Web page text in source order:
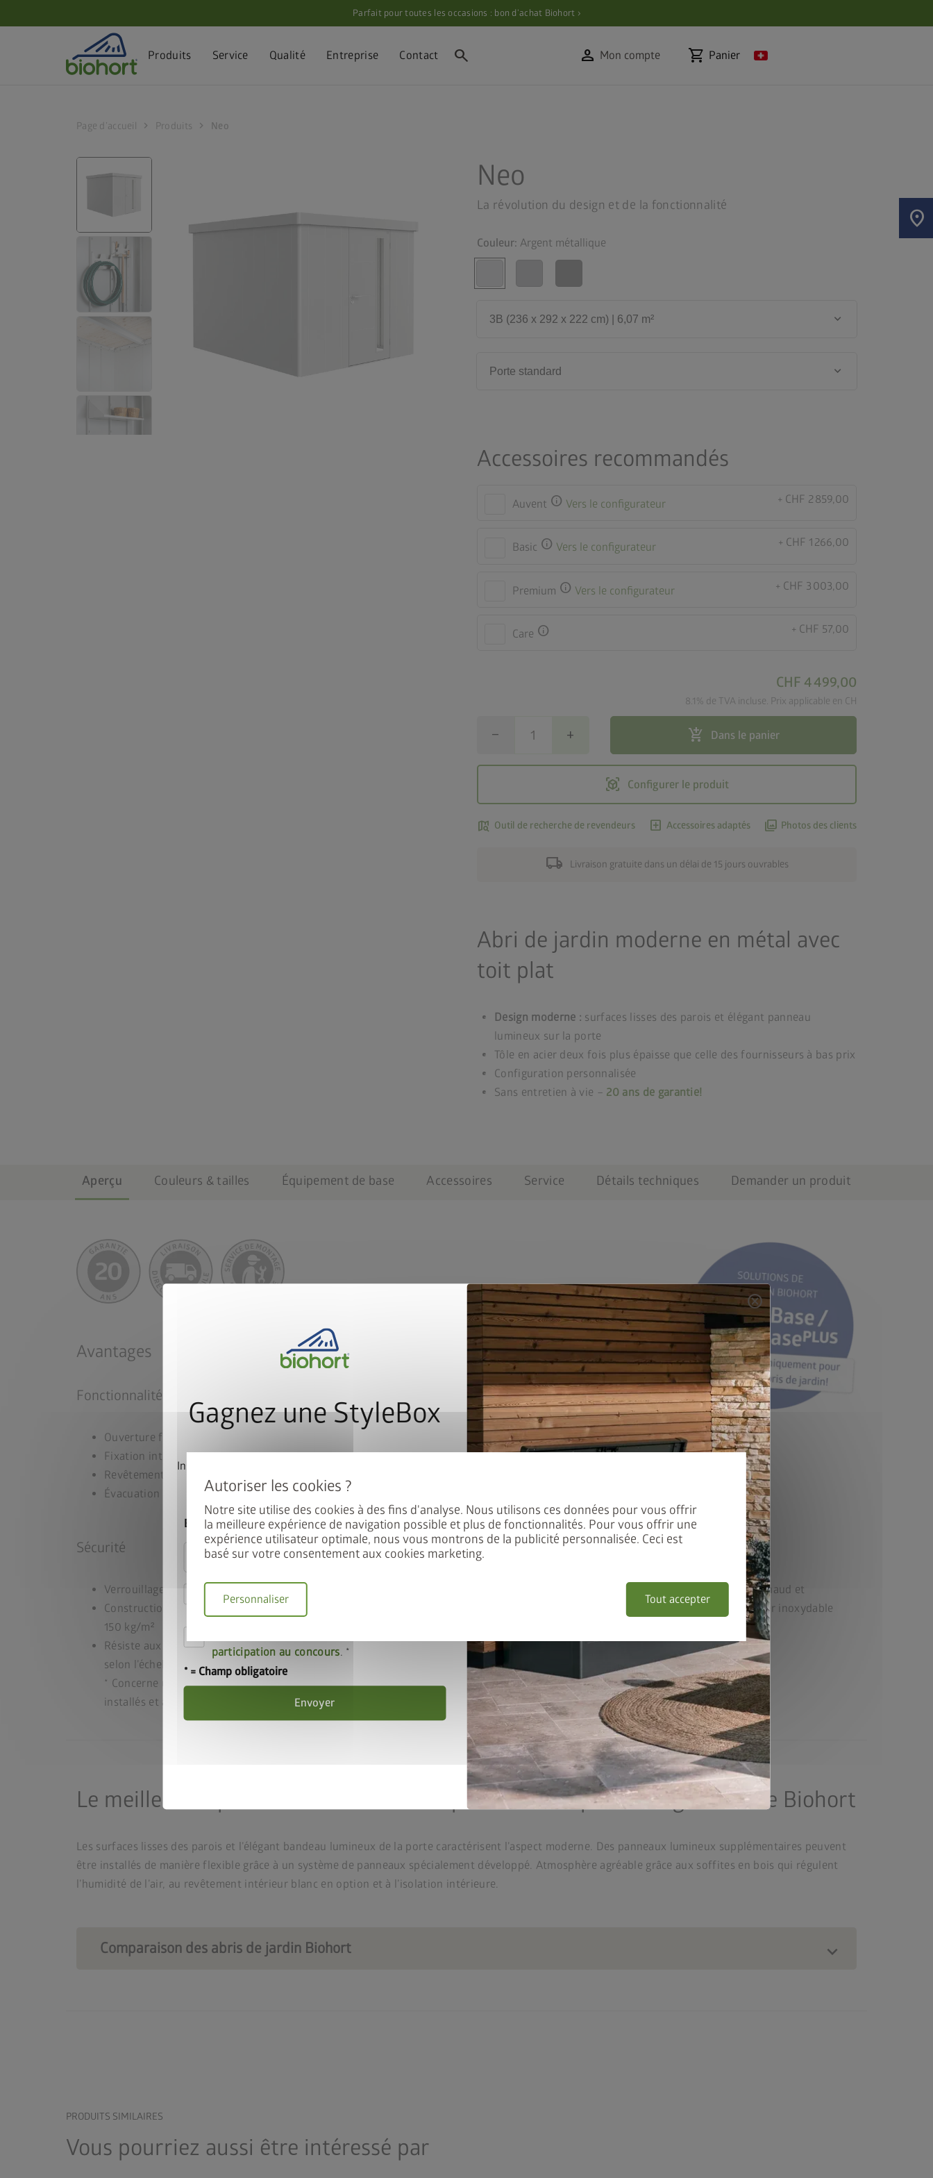
Notre site utilise des cookies à des fins d'analyse. Nous utilisons ces données pour vous offrir
la meilleure expérience de navigation possible et plus de fonctionnalités. Pour vous offrir une
expérience utilisateur optimale, nous vous montrons de la publicité personnalisée. Ceci est
basé sur votre consentement aux cookies marketing.
Tout accepter
Personnaliser
Parfait pour toutes les occasions : bon d’achat Biohort ›
Produits Service Qualité Entreprise Contact search person Mon compte shopping_cart Panier
Page d’accueil chevron_right Produits chevron_right Neo
Neo
La révolution du design et de la fonctionnalité
Couleur: Argent métallique
3B (236 x 292 x 222 cm) | 6,07 m² keyboard_arrow_down
Porte standard keyboard_arrow_down
Accessoires recommandés
Auvent info Vers le configurateur + CHF 2 859,00
Basic info Vers le configurateur + CHF 1 266,00
Premium info Vers le configurateur + CHF 3 003,00
Care info + CHF 57,00
CHF 4 499,00
8.1% de TVA incluse. Prix applicable en CH
remove add add_shopping_cart Dans le panier
view_in_ar Configurer le produit
map_search Outil de recherche de revendeurs add_box Accessoires adaptés photo_library Photos des clients
local_shipping Livraison gratuite dans un délai de 15 jours ouvrables
Abri de jardin moderne en métal avec
toit plat
Design moderne : surfaces lisses des parois et élégant panneau
lumineux sur la porte
Tôle en acier deux fois plus épaisse que celle des fournisseurs à bas prix
Configuration personnalisée
Sans entretien à vie – 20 ans de garantie!
Aperçu Couleurs & tailles Équipement de base Accessoires Service Détails techniques Demander un produit
Avantages
Fonctionnalité
Ouverture facile de la porte grâce à un ressort à gaz
Fixation intégrée des accessoires
Revêtement intérieur et isolation en option
Évacuation intégrée des eaux
Sécurité
Verrouillage triple avec ensemble de poignée inox
Construction de toit stable pour une charge de neige allant jusqu’à
150 kg/m²
Résiste aux tempêtes jusqu’à un vent de force 12 (donc aux ouragans,
selon l’échelle de Beaufort)*
* Concerne uniquement les abris de jardin. Ceux-ci doivent être
installés et ancrés au sol de manière conforme.
La qualité en pleine forme
tôle en acier galvanisée à chaud et
thermolaquée au polyamide, vis et charnières en acier inoxydable
Équipement de base très complet inclus
Le meilleur de plusieurs décennies d’expérience – le produit signature de Biohort
Les surfaces lisses des parois et l’élégant bandeau lumineux de la porte caractérisent l’aspect moderne. Des panneaux lumineux supplémentaires peuvent
être installés de manière flexible grâce à un système de panneaux spécialement développé. Atmosphère agréable grâce aux soffites en bois qui régulent
l’humidité de l’air, au revêtement intérieur blanc en option et à l’isolation intérieure.
Comparaison des abris de jardin Biohort
PRODUITS SIMILAIRES
Vous pourriez aussi être intéressé par
cancel
Gagnez une StyleBox
Inscrivez-vous dès maintenant à notre newsletter pour
participer automatiquement au tirage au sort.
E-mail
participation au concours.
* = Champ obligatoire
Envoyer
location_on